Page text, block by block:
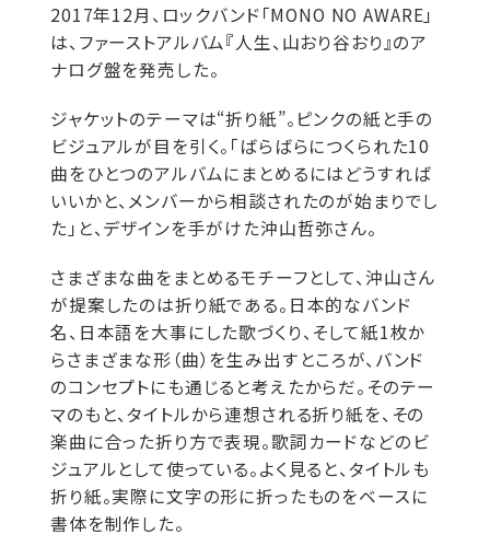
2017年12月、ロックバンド「MONO NO AWARE」
は、ファーストアルバム『人生、山おり谷おり』のア
ナログ盤を発売した。
ジャケットのテーマは“折り紙”。ピンクの紙と手の
ビジュアルが目を引く。「ばらばらにつくられた10
曲をひとつのアルバムにまとめるにはどうすれば
いいかと、メンバーから相談されたのが始まりでし
た」と、デザインを手がけた沖山哲弥さん。
さまざまな曲をまとめるモチーフとして、沖山さん
が提案したのは折り紙である。日本的なバンド
名、日本語を大事にした歌づくり、そして紙1枚か
らさまざまな形（曲）を生み出すところが、バンド
のコンセプトにも通じると考えたからだ。そのテー
マのもと、タイトルから連想される折り紙を、その
楽曲に合った折り方で表現。歌詞カードなどのビ
ジュアルとして使っている。よく見ると、タイトルも
折り紙。実際に文字の形に折ったものをベースに
書体を制作した。